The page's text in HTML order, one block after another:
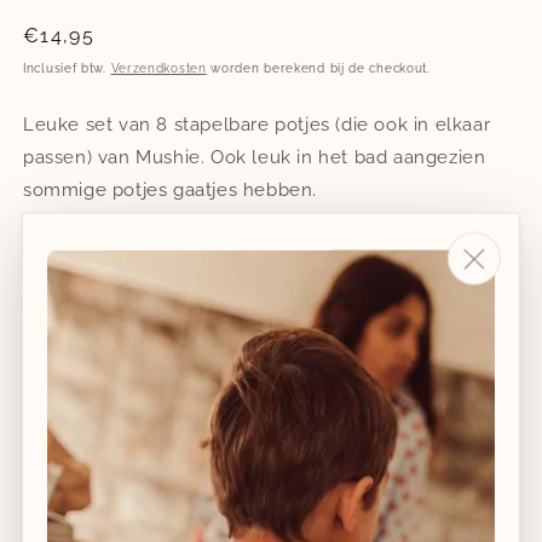
Normale
prijs
€14,95
Inclusief btw. Verzendkosten worden berekend bij de checkout.
Leuke set van 8 stapelbare potjes (die ook in elkaar
passen) van Mushie. Ook leuk in het bad aangezien
sommige potjes gaatjes hebben.
Gemaakt in Denemarken.
Afmetingen: 8.25 x 8.25 x 29.21 cm
Aantal